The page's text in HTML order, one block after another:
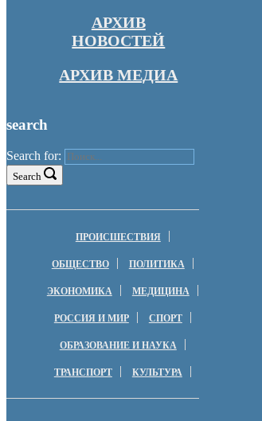
АРХИВ
НОВОСТЕЙ
АРХИВ МЕДИА
search
Search for:
Search
ПРОИСШЕСТВИЯ
ОБЩЕСТВО ПОЛИТИКА
ЭКОНОМИКА МЕДИЦИНА
РОССИЯ И МИР СПОРТ
ОБРАЗОВАНИЕ И НАУКА
ТРАНСПОРТ КУЛЬТУРА